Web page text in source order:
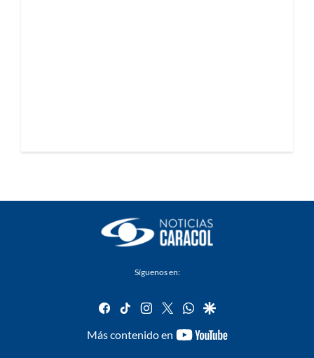
Síguenos en:
facebook
tiktok instagram
twitterwhatsapp
google
Más contenido en
youtube-